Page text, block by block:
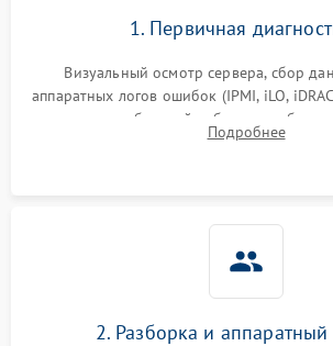
1. Первичная
Визуальный осмотр сервера, сбор
аппаратных логов ошибок (IPMI, iLO,
питания и базовой
корпуса для быстрой
Подробнее
2. Разборка и